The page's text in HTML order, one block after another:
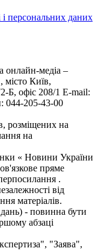
і персональних даних
онлайн-медіа –
місто Київ,
офіс 208/1 E-mail:
044-205-43-00
розміщених на
на
« Новини України
пряме
.
від
матеріалів.
- повинна бути
абзаці
"Заява",